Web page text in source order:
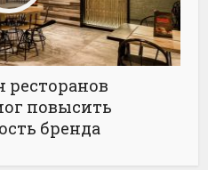
ресторанов
повысить
бренда